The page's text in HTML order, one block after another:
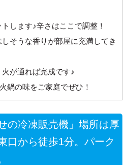
します♪辛さはここで調整！
そうな香りが部屋に充満してき
が通れば完成です♪
鍋の味をご家庭でぜひ！
の冷凍販売機」場所は厚
口から徒歩1分。パーク